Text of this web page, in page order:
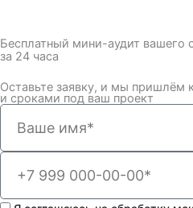
Бесплатный мини-аудит вашего
за 24 часа
Оставьте заявку, и мы пришлём
и сроками под ваш проект